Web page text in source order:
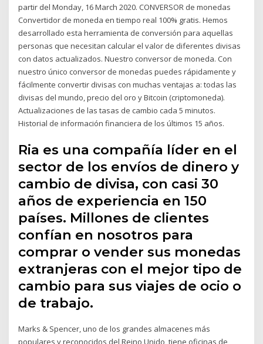
partir del Monday, 16 March 2020. CONVERSOR de monedas
Convertidor de moneda en tiempo real 100% gratis. Hemos
desarrollado esta herramienta de conversión para aquellas
personas que necesitan calcular el valor de diferentes divisas
con datos actualizados. Nuestro conversor de moneda. Con
nuestro único conversor de monedas puedes rápidamente y
fácilmente convertir divisas con muchas ventajas a: todas las
divisas del mundo, precio del oro y Bitcoin (criptomoneda).
Actualizaciones de las tasas de cambio cada 5 minutos.
Historial de información financiera de los últimos 15 años.
Ria es una compañía líder en el
sector de los envíos de dinero y
cambio de divisa, con casi 30
años de experiencia en 150
países. Millones de clientes
confían en nosotros para
comprar o vender sus monedas
extranjeras con el mejor tipo de
cambio para sus viajes de ocio o
de trabajo.
Marks & Spencer, uno de los grandes almacenes más